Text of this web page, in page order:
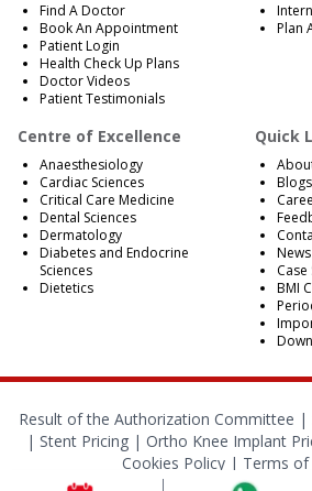
Find A Doctor
Book An Appointment
Patient Login
Health Check Up Plans
Doctor Videos
Patient Testimonials
Plan
Centre of Excellence
Anaesthesiology
Cardiac Sciences
Critical Care Medicine
Dental Sciences
Dermatology
Diabetes and Endocrine
Sciences
Dietetics
Quick
Blogs
Case
BMI
Result of the Authorization Committee |
| Stent Pricing | Ortho Knee Implant
Cookies Policy| Terms of